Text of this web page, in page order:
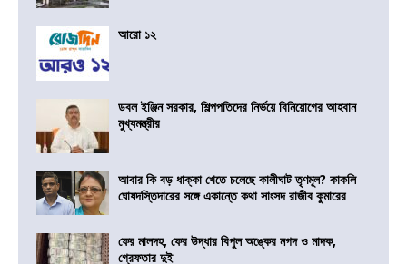
আরো ১২
ডবল ইঞ্জিন সরকার, শিল্পপতিদের নির্ভয়ে বিনিয়োগের আহবান
মুখ্যমন্ত্রীর
আবার কি বড় ধাক্কা খেতে চলেছে কালীঘাট তৃণমূল? কাকলি
ঘোষদস্তিদারের সঙ্গে একান্তে কথা সাংসদ রাজীব কুমারের
ফের মালদহ, ফের উদ্ধার বিপুল অঙ্কের নগদ ও মাদক,
গ্রেফতার দুই